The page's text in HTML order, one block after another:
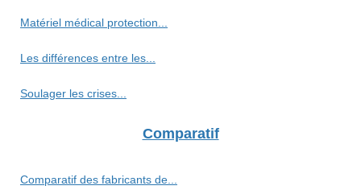
Matériel médical protection...
Les différences entre les...
Soulager les crises...
Comparatif
Comparatif des fabricants de...